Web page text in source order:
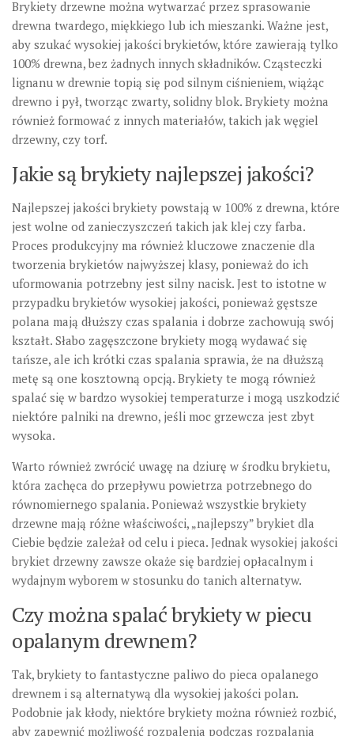
Brykiety drzewne można wytwarzać przez sprasowanie
drewna twardego, miękkiego lub ich mieszanki. Ważne jest,
aby szukać wysokiej jakości brykietów, które zawierają tylko
100% drewna, bez żadnych innych składników. Cząsteczki
lignanu w drewnie topią się pod silnym ciśnieniem, wiążąc
drewno i pył, tworząc zwarty, solidny blok. Brykiety można
również formować z innych materiałów, takich jak węgiel
drzewny, czy torf.
Jakie są brykiety najlepszej jakości?
Najlepszej jakości brykiety powstają w 100% z drewna, które
jest wolne od zanieczyszczeń takich jak klej czy farba.
Proces produkcyjny ma również kluczowe znaczenie dla
tworzenia brykietów najwyższej klasy, ponieważ do ich
uformowania potrzebny jest silny nacisk. Jest to istotne w
przypadku brykietów wysokiej jakości, ponieważ gęstsze
polana mają dłuższy czas spalania i dobrze zachowują swój
kształt. Słabo zagęszczone brykiety mogą wydawać się
tańsze, ale ich krótki czas spalania sprawia, że ​​na dłuższą
metę są one kosztowną opcją. Brykiety te mogą również
spalać się w bardzo wysokiej temperaturze i mogą uszkodzić
niektóre palniki na drewno, jeśli moc grzewcza jest zbyt
wysoka.
Warto również zwrócić uwagę na dziurę w środku brykietu,
która zachęca do przepływu powietrza potrzebnego do
równomiernego spalania. Ponieważ wszystkie brykiety
drzewne mają różne właściwości, „najlepszy” brykiet dla
Ciebie będzie zależał od celu i pieca. Jednak wysokiej jakości
brykiet drzewny zawsze okaże się bardziej opłacalnym i
wydajnym wyborem w stosunku do tanich alternatyw.
Czy można spalać brykiety w piecu
opalanym drewnem?
Tak, brykiety to fantastyczne paliwo do pieca opalanego
drewnem i są alternatywą dla wysokiej jakości polan.
Podobnie jak kłody, niektóre brykiety można również rozbić,
aby zapewnić możliwość rozpalenia podczas rozpalania